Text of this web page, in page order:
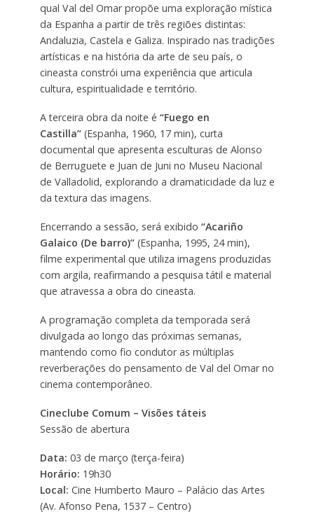
qual Val del Omar propõe uma exploração mística
da Espanha a partir de três regiões distintas:
Andaluzia, Castela e Galiza. Inspirado nas tradições
artísticas e na história da arte de seu país, o
cineasta constrói uma experiência que articula
cultura, espiritualidade e território.
A terceira obra da noite é “Fuego en
Castilla”(Espanha, 1960, 17 min), curta
documental que apresenta esculturas de Alonso
de Berruguete e Juan de Juni no Museu Nacional
de Valladolid, explorando a dramaticidade da luz e
da textura das imagens.
Encerrando a sessão, será exibido “Acariño
Galaico (De barro)”(Espanha, 1995, 24 min),
filme experimental que utiliza imagens produzidas
com argila, reafirmando a pesquisa tátil e material
que atravessa a obra do cineasta.
A programação completa da temporada será
divulgada ao longo das próximas semanas,
mantendo como fio condutor as múltiplas
reverberações do pensamento de Val del Omar no
cinema contemporâneo.
Cineclube Comum – Visões táteis
Sessão de abertura
Data: 03 de março (terça-feira)
Horário: 19h30
Local: Cine Humberto Mauro – Palácio das Artes
(Av. Afonso Pena, 1537 – Centro)